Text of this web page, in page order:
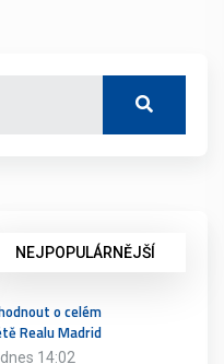
NEJPOPULÁRNĚJŠÍ
o celém
Realu Madrid
dnes 14:02